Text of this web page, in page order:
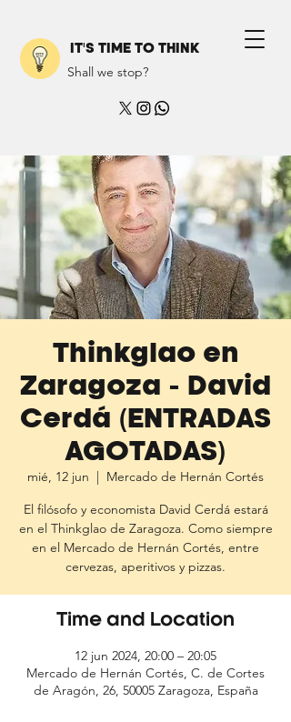
IT'S TIME TO THINK
Shall we stop?
Thinkglao en
Zaragoza - David
Cerdá (ENTRADAS
AGOTADAS)
mié, 12 jun
  |
Mercado de Hernán Cortés
El filósofo y economista David Cerdá estará
en el Thinkglao de Zaragoza. Como siempre
en el Mercado de Hernán Cortés, entre
cervezas, aperitivos y pizzas.
Time and Location
12 jun 2024, 20:00 – 20:05
Mercado de Hernán Cortés, C. de Cortes
de Aragón, 26, 50005 Zaragoza, España